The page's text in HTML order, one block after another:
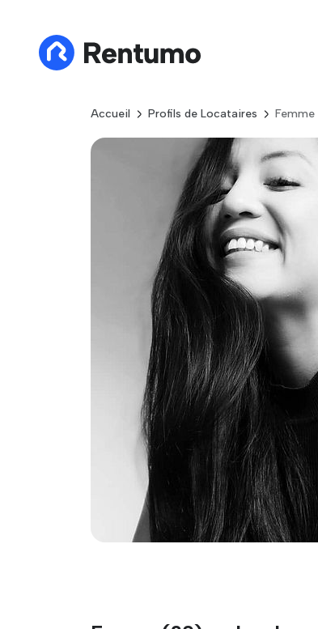
Accueil Profils de Locataires